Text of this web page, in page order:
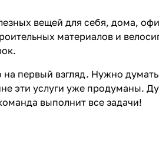
вещей для себя, дома,
материалов и
на первый взгляд. Нужно
эти услуги уже продуманы.
выполнит все задачи!